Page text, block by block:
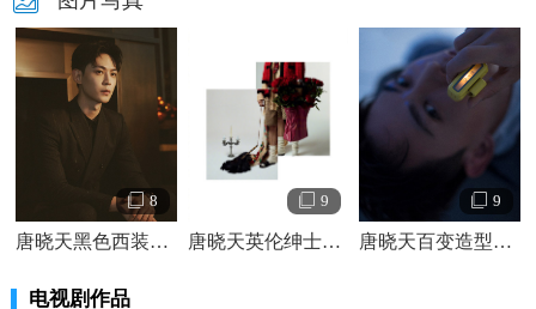
8
唐晓天黑色西装优雅绅士写真照
9
唐晓天英伦绅士时髦文艺写真照
9
唐晓天百变造型冷峻运动风时尚写真照
电视剧作品